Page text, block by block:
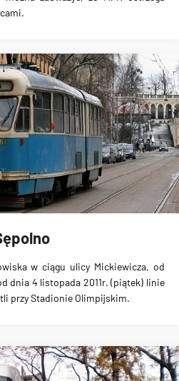
.
w ciągu ulicy Mickiewicza, od
dnia 4 listopada 2011r. (piątek) linie
przy Stadionie Olimpijskim.